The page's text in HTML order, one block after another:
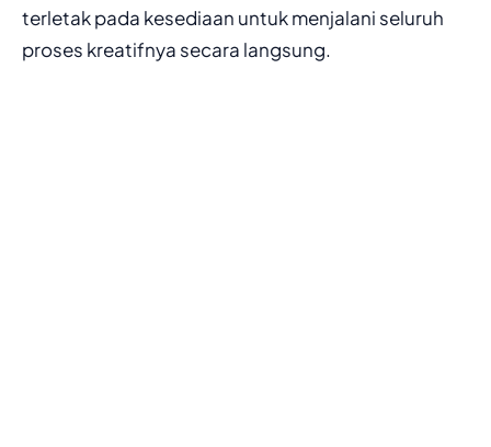
terletak pada kesediaan untuk menjalani seluruh
proses kreatifnya secara langsung.